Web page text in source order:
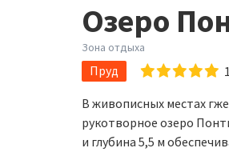
Озеро
Зона отдыха
Пруд 1
В живописных местах
рукотворное озеро
и глубина 5,5 м